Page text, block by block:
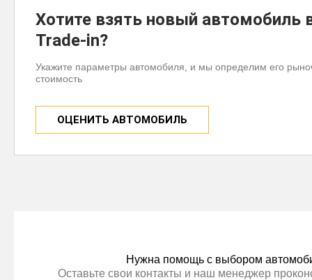
Хотите взять новый автомобиль
Trade-in?
Укажите параметры автомобиля, и мы определим его
стоимость
ОЦЕНИТЬ АВТОМОБИЛЬ
Нужна помощь с выбором
Оставьте свои контакты и наш менеджер